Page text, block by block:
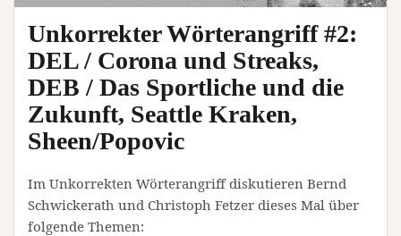
Unkorrekter Wörterangriff #2:
DEL / Corona und Streaks,
DEB / Das Sportliche und die
Zukunft, Seattle Kraken,
Sheen/Popovic
Im Unkorrekten Wörterangriff diskutieren Bernd
Schwickerath und Christoph Fetzer dieses Mal über
folgende Themen: